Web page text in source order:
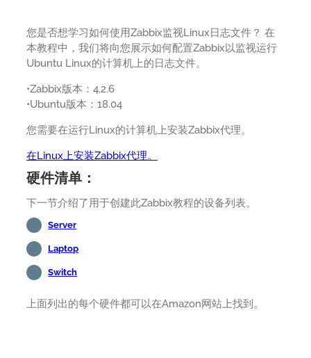
您是否想学习如何使用Zabbix监视Linux日志文件？ 在
本教程中，我们将向您展示如何配置Zabbix以监视运行
Ubuntu Linux的计算机上的日志文件。
•Zabbix版本：4.2.6
•Ubuntu版本：18.04
您需要在运行Linux的计算机上安装Zabbix代理。
在Linux上安装Zabbix代理。
硬件清单：
下一节介绍了用于创建此Zabbix教程的设备列表。
Server
Laptop
Switch
上面列出的每个硬件都可以在Amazon网站上找到。